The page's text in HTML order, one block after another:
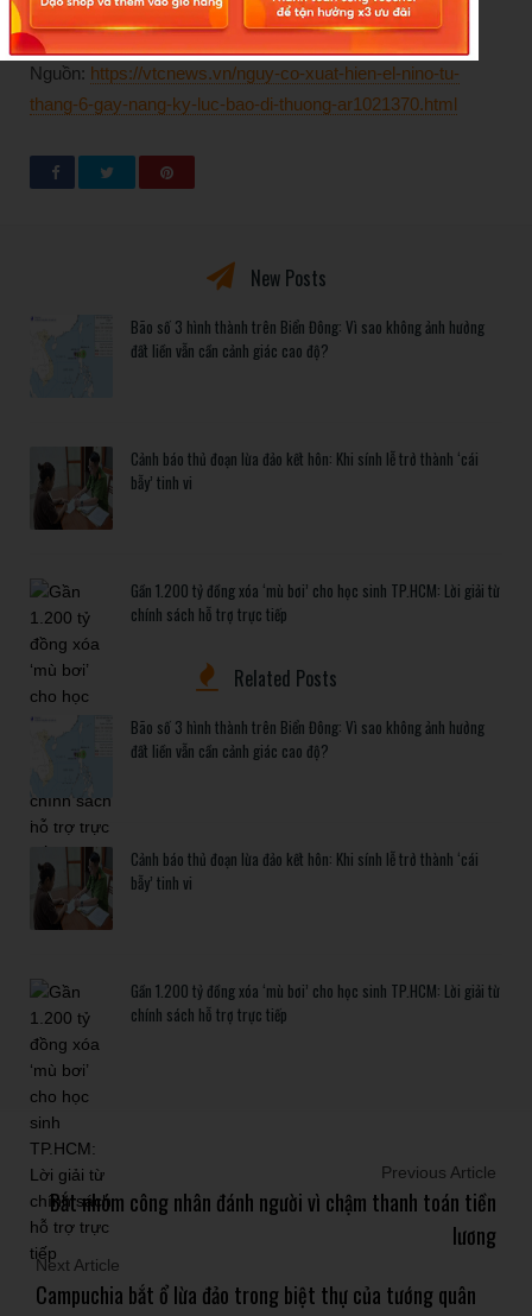
đứng thứ 2 trong chuỗi lịch sử tháng 5.
Nguồn: https://vtcnews.vn/nguy-co-xuat-hien-el-nino-tu-
thang-6-gay-nang-ky-luc-bao-di-thuong-ar1021370.html
New Posts
Bão số 3 hình thành trên Biển Đông: Vì sao không ảnh hưởng
đất liền vẫn cần cảnh giác cao độ?
Cảnh báo thủ đoạn lừa đảo kết hôn: Khi sính lễ trở thành ‘cái
bẫy’ tinh vi
Gần 1.200 tỷ đồng xóa ‘mù bơi’ cho học sinh TP.HCM: Lời giải từ
chính sách hỗ trợ trực tiếp
Related Posts
Bão số 3 hình thành trên Biển Đông: Vì sao không ảnh hưởng
đất liền vẫn cần cảnh giác cao độ?
Cảnh báo thủ đoạn lừa đảo kết hôn: Khi sính lễ trở thành ‘cái
bẫy’ tinh vi
Gần 1.200 tỷ đồng xóa ‘mù bơi’ cho học sinh TP.HCM: Lời giải từ
chính sách hỗ trợ trực tiếp
Previous Article
Bắt nhóm công nhân đánh người vì chậm thanh toán tiền
lương
Next Article
Campuchia bắt ổ lừa đảo trong biệt thự của tướng quân